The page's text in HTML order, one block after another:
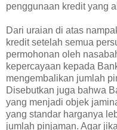
penggunaan kredit yang
Dari uraian di atas
kredit setelah semua
permohonan oleh
kepercayaan kepada
mengembalikan jumlah
Disebutkan juga bahwa
yang menjadi objek
yang standar harganya
jumlah pinjaman. Agar